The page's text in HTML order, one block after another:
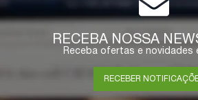
RECEBA NOSSA
Receba ofertas e novidades
RECEBER